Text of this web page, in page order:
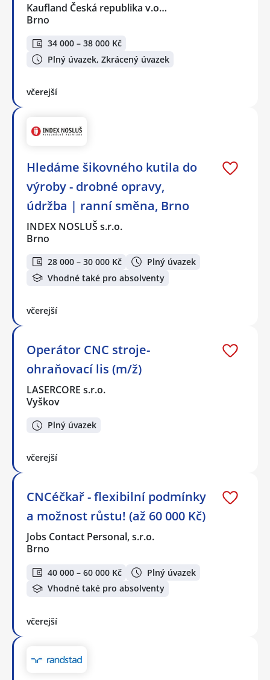
Kaufland Česká republika v.o…
Brno
34 000 – 38 000 Kč
Plný úvazek, Zkrácený úvazek
včerejší
Hledáme šikovného kutila do
výroby - drobné opravy,
údržba | ranní směna, Brno
INDEX NOSLUŠ s.r.o.
Brno
28 000 – 30 000 Kč
Plný úvazek
Vhodné také pro absolventy
včerejší
Operátor CNC stroje-
ohraňovací lis (m/ž)
LASERCORE s.r.o.
Vyškov
Plný úvazek
včerejší
CNCéčkař - flexibilní podmínky
a možnost růstu! (až 60 000 Kč)
Jobs Contact Personal, s.r.o.
Brno
40 000 – 60 000 Kč
Plný úvazek
Vhodné také pro absolventy
včerejší